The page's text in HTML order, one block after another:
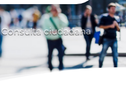
Consulta ciudadana